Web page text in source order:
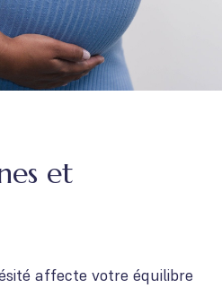
et
affecte votre équilibre